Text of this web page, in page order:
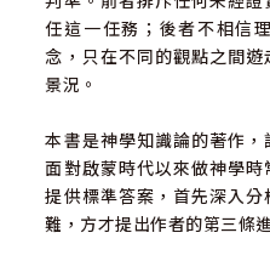
任這一任務；後者不相信
念，只在不同的觀點之間
景況。
本書是神學知識論的著作，
面對啟蒙時代以來做神學
提供標準答案，首先深入
難，方才提出作者的第三條